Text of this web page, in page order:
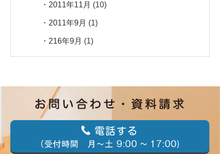
2011年11月 (10)
2011年9月 (1)
216年9月 (1)